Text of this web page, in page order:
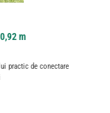
m
practic de conectare